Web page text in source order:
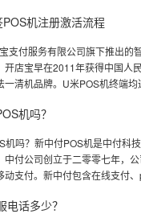
机注册激活流程
支付服务有限公司旗下推出的
开店宝早在2011年获得中国人
一清机品牌。U米POS机终端均
机吗？
机吗？新中付POS机是中付科
中付公司创立于二零零七年，
动支付。新中付包含在线支付、
电话多少？